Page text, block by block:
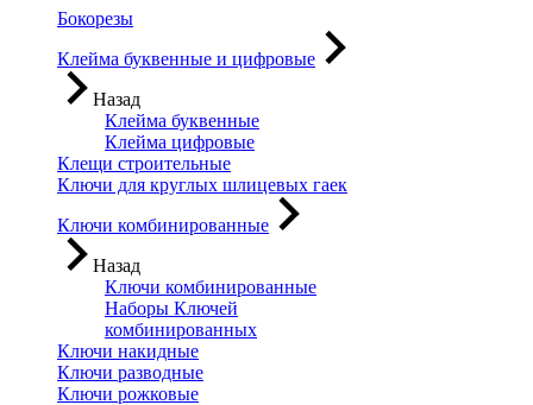
Бокорезы
Клейма буквенные и цифровые
Назад
Клейма буквенные
Клейма цифровые
Клещи строительные
Ключи для круглых шлицевых гаек
Ключи комбинированные
Назад
Ключи комбинированные
Наборы Ключей
комбинированных
Ключи накидные
Ключи разводные
Ключи рожковые